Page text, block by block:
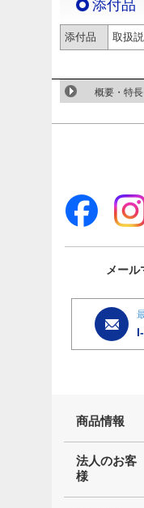
添付品
添付品 取扱
概要・特長
メール
商品情報
法人のお客
様